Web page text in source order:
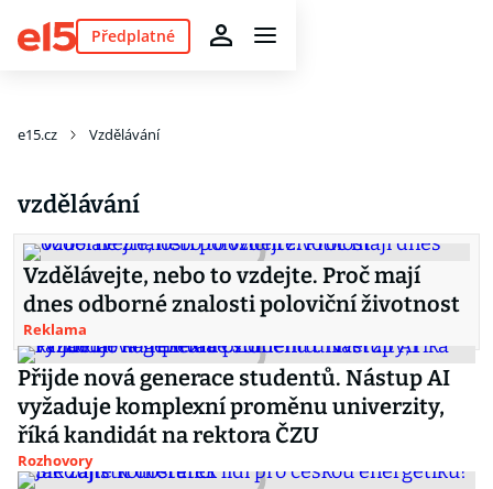
Předplatné
e15.cz Vzdělávání
vzdělávání
Vzdělávejte, nebo to vzdejte. Proč mají
dnes odborné znalosti poloviční životnost
Reklama
Přijde nová generace studentů. Nástup AI
vyžaduje komplexní proměnu univerzity,
říká kandidát na rektora ČZU
Rozhovory